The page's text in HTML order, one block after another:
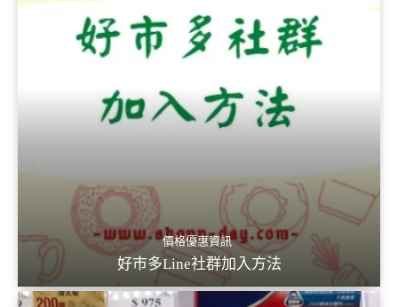
價格優惠資訊
好市多Line社群加入方法